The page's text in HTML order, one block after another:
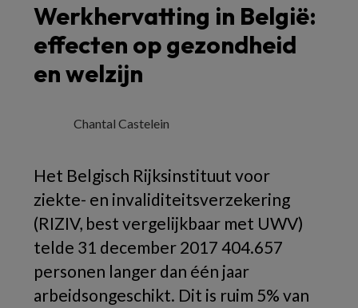
Werkhervatting in België:
effecten op gezondheid
en welzijn
Chantal Castelein
Het Belgisch Rijksinstituut voor
ziekte- en invaliditeitsverzekering
(RIZIV, best vergelijkbaar met UWV)
telde 31 december 2017 404.657
personen langer dan één jaar
arbeidsongeschikt. Dit is ruim 5% van